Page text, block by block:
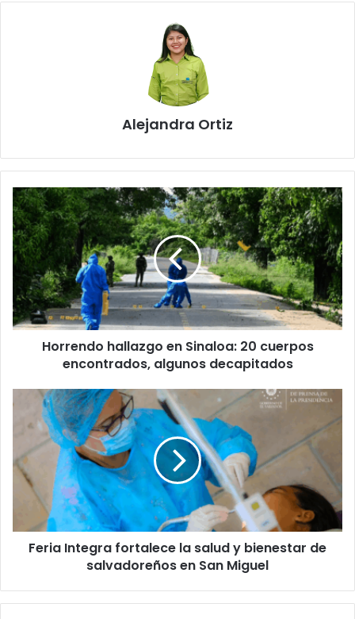
Alejandra Ortiz
Horrendo
hallazgo
en
Sinaloa:
20
cuerpos
encontrados,
algunos
decapitados
Horrendo hallazgo en Sinaloa: 20 cuerpos
encontrados, algunos decapitados
Integra
fortalece
salud
bienestar
salvadoreños
Feria Integra fortalece la salud y bienestar de
salvadoreños en San Miguel